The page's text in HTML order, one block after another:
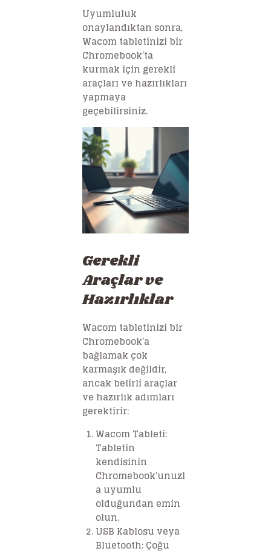
Uyumluluk
onaylandıktan sonra,
Wacom tabletinizi bir
Chromebook’ta
kurmak için gerekli
araçları ve hazırlıkları
yapmaya
geçebilirsiniz.
Gerekli
Araçlar ve
Hazırlıklar
Wacom tabletinizi bir
Chromebook’a
bağlamak çok
karmaşık değildir,
ancak belirli araçlar
ve hazırlık adımları
gerektirir:
Wacom Tableti:
Tabletin
kendisinin
Chromebook’unuzl
a uyumlu
olduğundan emin
olun.
USB Kablosu veya
Bluetooth: Çoğu